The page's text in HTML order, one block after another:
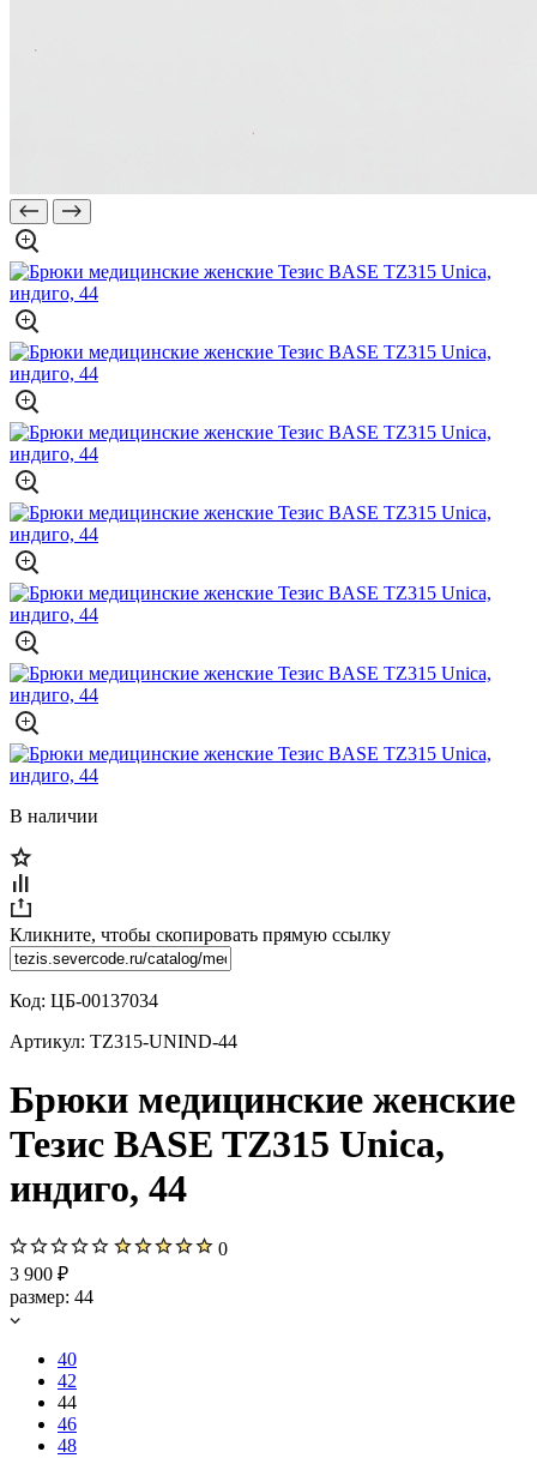
В наличии
Кликните, чтобы скопировать прямую ссылку
Код: ЦБ-00137034
Артикул: TZ315-UNIND-44
Брюки медицинские женские
Тезис BASE TZ315 Unica,
индиго, 44
0
3 900 ₽
размер: 44
40
42
44
46
48